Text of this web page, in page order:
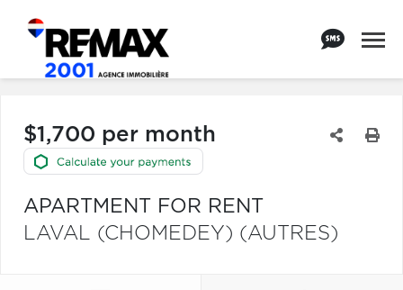
$1,700 per month
APARTMENT FOR RENT
LAVAL (CHOMEDEY) (AUTRES)